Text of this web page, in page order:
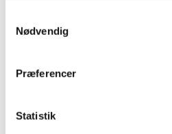
Nødvendig
Præferencer
Statistik
flertal af valgkommissionen
valgets gyldighed pga. af
præsidentkandidat, Raila
Højesteret. Mandag den 5.
Kenyas nye præsident.